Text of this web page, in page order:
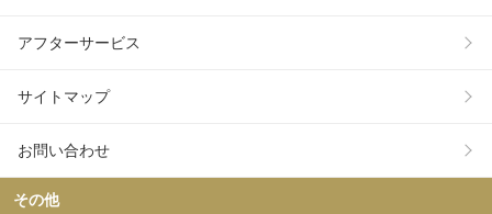
アフターサービス
サイトマップ
お問い合わせ
その他